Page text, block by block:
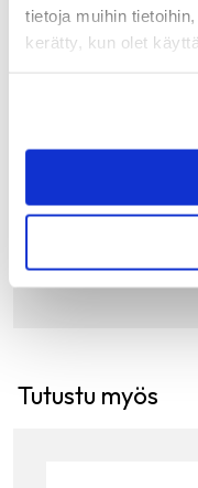
tietoja muihin
kerätty, kun olet
tehokkaasti!
huoparengas.
Tutustu myös